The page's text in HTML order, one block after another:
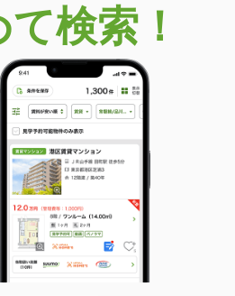
検索！